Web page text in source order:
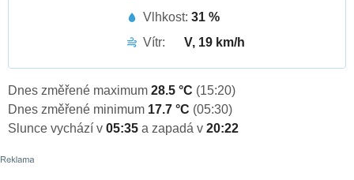
Vlhkost: 31 %
Vítr:
V, 19 km/h
Dnes změřené maximum 28.5 °C (15:20)
Dnes změřené minimum 17.7 °C (05:30)
Slunce vychází v 05:35 a zapadá v 20:22